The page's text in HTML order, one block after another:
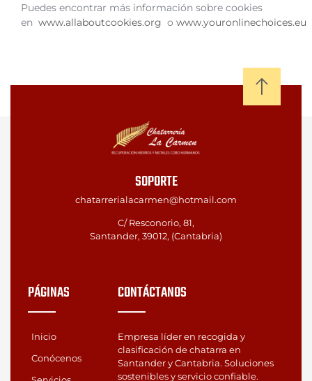
Puedes encontrar más información sobre cookies
en www.allaboutcookies.org o www.youronlinechoices.eu
SOPORTE
chatarrerialacarmen@hotmail.com
C/ Resconorio, 81,
Santander, 39012, (Cantabria)
PÁGINAS
Inicio
Conócenos
CONTÁCTANOS
Empresa líder en recogida y
clasificación de chatarra en
Santander y Cantabria. Soluciones
sostenibles y servicio confiable.